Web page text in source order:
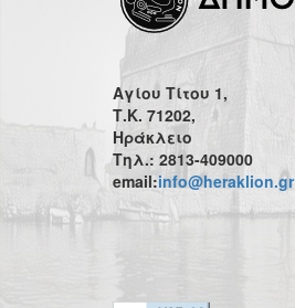
Αγίου Τίτου 1,
Τ.Κ. 71202,
Ηράκλειο
Τηλ.: 2813-409000
email:info@heraklion.gr